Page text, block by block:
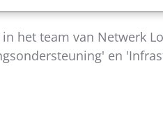
het team van Netwerk
en